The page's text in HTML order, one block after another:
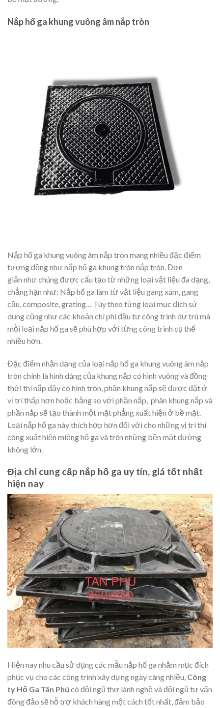
Nắp hố ga khung vuông âm nắp tròn
Nắp hố ga khung vuông âm nắp tròn mang nhiều đặc điểm
tương đồng như nắp hố ga khung tròn nắp tròn. Đơn
giản như chúng được cấu tạo từ những loại vật liệu đa dạng,
chẳng hạn như: Nắp hố ga làm từ vật liệu gang xám, gang
cầu, composite, grating… Tùy theo từng loại mục đích sử
dụng cũng như các khoản chí phí đầu tư công trình dự trù mà
mỗi loại nắp hố ga sẽ phù hợp với từng công trình cụ thể
nhiều hơn.
Đặc điểm nhận dạng của loại nắp hố ga khung vuông âm nắp
tròn chính là hình dáng của khung nắp có hình vuông và đồng
thời thì nắp đậy có hình tròn, phần khung nắp sẽ được đặt ở
vị trí thấp hơn hoặc bằng so với phần nắp, phân khung nắp và
phần nắp sẽ tạo thành một mặt phẳng xuất hiện ở bề mặt.
Loại nắp hố ga này thích hợp hơn đối với cho những vị trí thi
công xuất hiện miệng hố ga và trên những bền mặt đường
không lớn.
Địa chỉ cung cấp nắp hố ga uy tín, giá tốt nhất
hiện nay
Hiện nay nhu cầu sử dụng các mẫu nắp hố ga nhằm mục đích
phục vụ cho các công trình xây dựng ngày càng nhiều, Công
ty Hố Ga Tân Phú có đội ngũ thợ lành nghề và đội ngũ tư vấn
đông đảo sẽ hỗ trợ khách hàng một cách tốt nhất, đảm bảo